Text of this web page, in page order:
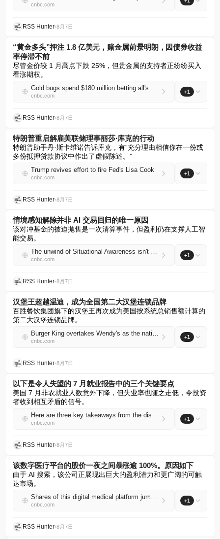
cnbc.com
RSS Hunter•8月7日
“黄金多头”押注 1.8 亿美元，赌金属前景明朗，因债券收益
率停滞不前
尽管金价较 1 月高点下跌 25%，但贵金属的支持者正纷纷买入
看涨期权。
Gold bugs spend $180 million betting all's clear for metal as bond yields stall
cnbc.com
+1
RSS Hunter•8月7日
特朗普重启解雇美联储理事丽莎·库克的行动
特朗普助手丹·斯卡维诺告诉库克，有“充分理由相信你在一份或
多份抵押贷款协议中作出了虚假陈述。”
Trump revives effort to fire Fed's Lisa Cook
cnbc.com
+1
RSS Hunter•8月7日
情境感知解除并非 AI 交易回归的唯一原因
该对冲基金的被迫抛售是一次清算事件，但盈利仍在支撑人工智
能交易。
The unwind of Situational Awareness isn't the only reason the AI trade is back
cnbc.com
+1
RSS Hunter•8月7日
汉堡王超越温迪，成为全国第二大汉堡连锁品牌
百胜餐饮集团旗下的汉堡王再次成为美国按系统总销售额计算的
第二大汉堡连锁品牌。
Burger King overtakes Wendy's as the nation's second-largest burger chain
cnbc.com
+1
RSS Hunter•8月7日
以下是令人失望的 7 月就业报告中的三个关键要点
美国 7 月非农就业人数意外下降，但失业率也随之走低，令投资
者收到相互矛盾的信号。
Here are three key takeaways from the disappointing July jobs report
cnbc.com
+1
RSS Hunter•8月7日
该数字医疗平台的股价一夜之间暴涨逾 100%。原因如下
由于 AI 搜索，该公司正展现出巨大的盈利潜力和更广阔的可触
达市场。
Shares of this digital medical platform jumped more than 100% overnight. Here’s why
cnbc.com
+1
RSS Hunter•8月7日